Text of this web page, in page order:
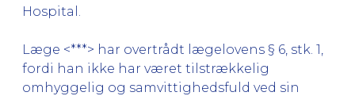
Hospital.
Læge <***> har overtrådt lægelovens § 6, stk. 1,
fordi han ikke har været tilstrækkelig
omhyggelig og samvittighedsfuld ved sin